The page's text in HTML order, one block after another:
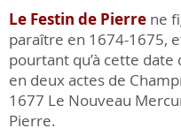
Le Festin de Pierre ne
paraître en 1674-1675,
pourtant qu’à cette
en deux actes de
1677 Le Nouveau
Pierre.